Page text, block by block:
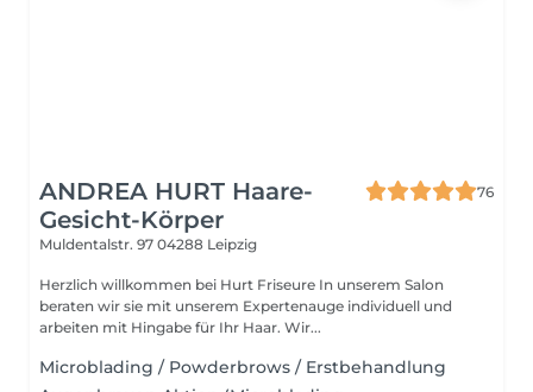
ANDREA HURT Haare-
Gesicht-Körper
76
Muldentalstr. 97 04288 Leipzig
Herzlich willkommen bei Hurt Friseure In unserem Salon
beraten wir sie mit unserem Expertenauge individuell und
arbeiten mit Hingabe für Ihr Haar. Wir...
Microblading / Powderbrows / Erstbehandlung